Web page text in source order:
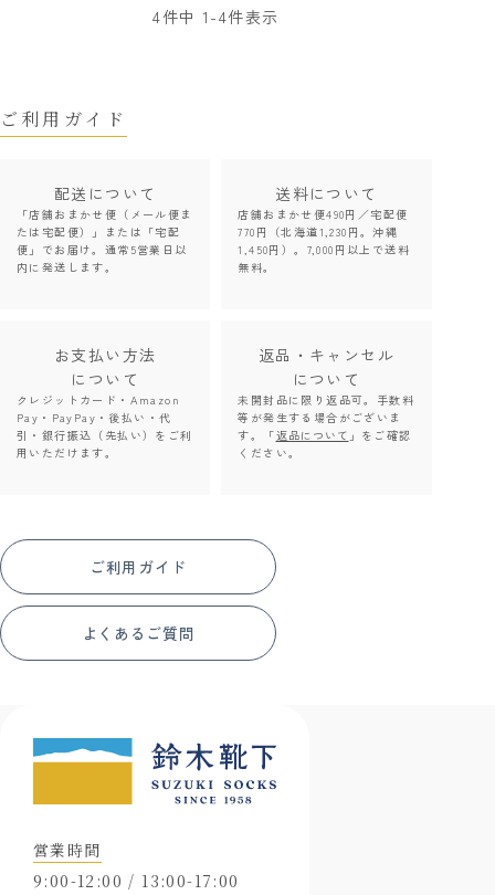
4件中 1 -4件表示
ご利用ガイド
配送について
「店舗おまかせ便（メール便ま
たは宅配便）」または「宅配
便」でお届け。通常5営業日以
内に発送します。
送料について
店舗おまかせ便490円／宅配便
770円（北海道1,230円。沖縄
1,450円）。7,000円以上で送料
無料。
お支払い方法
について
クレジットカード・Amazon
Pay・PayPay・後払い・代
引・銀行振込（先払い）をご利
用いただけます。
返品・キャンセル
について
未開封品に限り返品可。手数料
等が発生する場合がございま
す。「返品について 」をご確認
ください。
ご利用ガイド
よくあるご質問
営業時間
9:00-12:00 / 13:00-17:00